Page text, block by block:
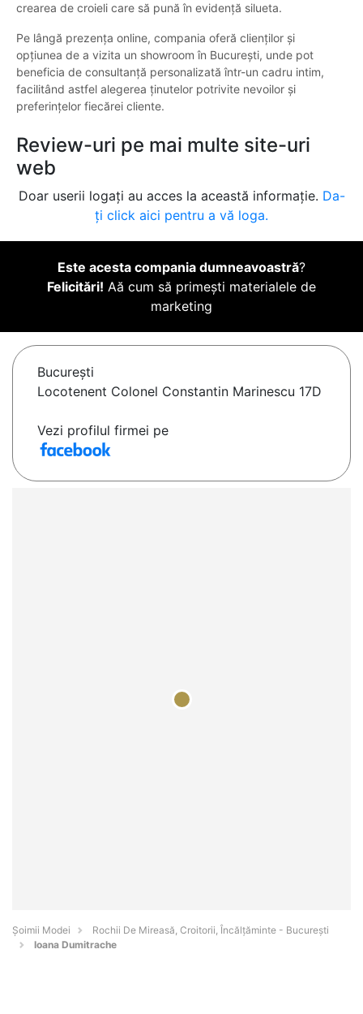
crearea de croieli care să pună în evidență silueta.
Pe lângă prezența online, compania oferă clienților și
opțiunea de a vizita un showroom în București, unde pot
beneficia de consultanță personalizată într-un cadru intim,
facilitând astfel alegerea ținutelor potrivite nevoilor și
preferințelor fiecărei cliente.
Review-uri pe mai multe site-uri
web
Doar userii logați au acces la această informație. Da-
ți click aici pentru a vă loga.
Este acesta compania dumneavoastră?
Felicitări! Aă cum să primești materialele de
marketing
Bucureşti
Locotenent Colonel Constantin Marinescu 17D
Vezi profilul firmei pe
Șoimii Modei
Rochii De Mireasă, Croitorii, Încălțăminte - Bucureşti
Ioana Dumitrache